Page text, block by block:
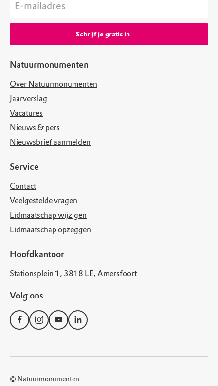
Natuurmonumenten
Over Natuurmonumenten
Jaarverslag
Vacatures
Nieuws & pers
Nieuwsbrief aanmelden
Service
Contact
Veelgestelde vragen
Lidmaatschap wijzigen
Lidmaatschap opzeggen
Hoofdkantoor
Stationsplein 1, 3818 LE, Amersfoort
Volg ons
E-mailadres
Schrijf je gratis in
© Natuurmonumenten